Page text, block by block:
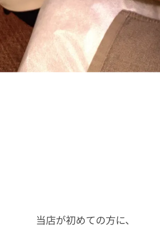
当店が初めての方に、